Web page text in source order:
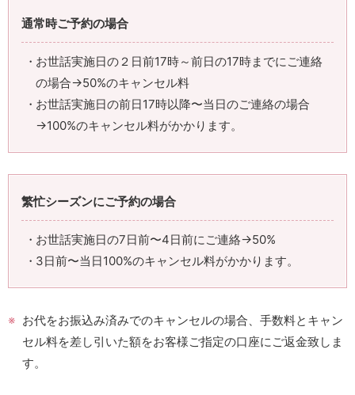
通常時ご予約の場合
お世話実施日の２日前17時～前日の17時までにご連絡
の場合→50%のキャンセル料
お世話実施日の前日17時以降〜当日のご連絡の場合
→100%のキャンセル料がかかります。
繁忙シーズンにご予約の場合
お世話実施日の7日前〜4日前にご連絡→50%
3日前〜当日100%のキャンセル料がかかります。
お代をお振込み済みでのキャンセルの場合、手数料とキャン
セル料を差し引いた額をお客様ご指定の口座にご返金致しま
す。